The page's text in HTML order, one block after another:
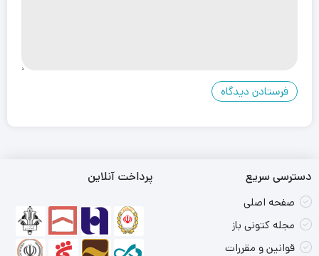
دسترسی سریع
صفحه اصلی
مجله کتونی باز
قوانین و مقررات
پرداخت آنلاین